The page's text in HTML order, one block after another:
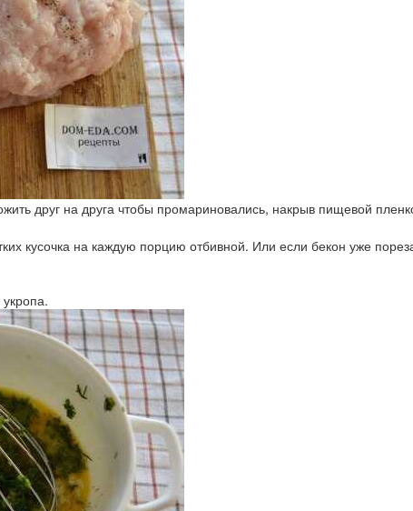
друг на друга чтобы промариновались, накрыв пищевой
кусочка на каждую порцию отбивной. Или если бекон уже